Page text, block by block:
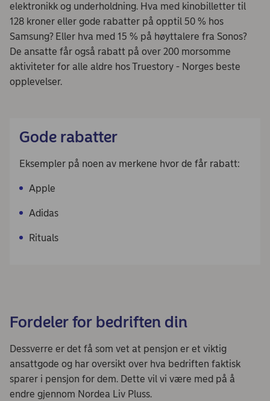
elektronikk og underholdning. Hva med kinobilletter til
128 kroner eller gode rabatter på opptil 50 % hos
Samsung? Eller hva med 15 % på høyttalere fra Sonos?
De ansatte får også rabatt på over 200 morsomme
aktiviteter for alle aldre hos Truestory - Norges beste
opplevelser.
Gode rabatter
Eksempler på noen av merkene hvor de får rabatt:
Apple
Adidas
Rituals
Fordeler for bedriften din
Dessverre er det få som vet at pensjon er et viktig
ansattgode og har oversikt over hva bedriften faktisk
sparer i pensjon for dem. Dette vil vi være med på å
endre gjennom Nordea Liv Pluss.